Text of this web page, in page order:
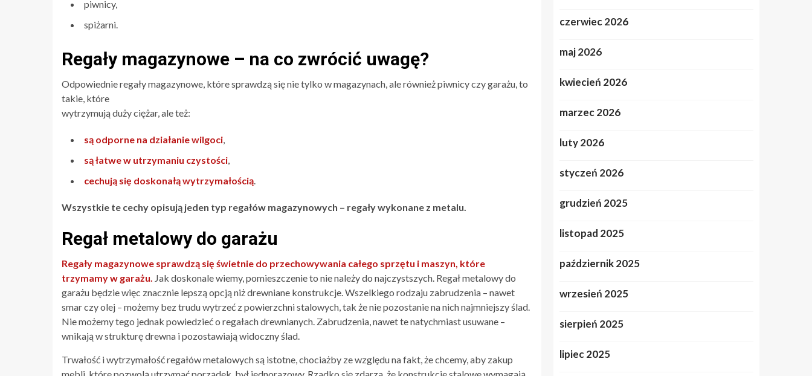
piwnicy,
spiżarni.
Regały magazynowe – na co zwrócić uwagę?
Odpowiednie regały magazynowe, które sprawdzą się nie tylko w magazynach, ale również piwnicy czy garażu, to
takie, które
wytrzymują duży ciężar, ale też:
są odporne na działanie wilgoci,
są łatwe w utrzymaniu czystości,
cechują się doskonałą wytrzymałością.
Wszystkie te cechy opisują jeden typ regałów magazynowych – regały wykonane z metalu.
Regał metalowy do garażu
Regały magazynowe sprawdzą się świetnie do przechowywania całego sprzętu i maszyn, które
trzymamy w garażu. Jak doskonale wiemy, pomieszczenie to nie należy do najczystszych. Regał metalowy do
garażu będzie więc znacznie lepszą opcją niż drewniane konstrukcje. Wszelkiego rodzaju zabrudzenia – nawet
smar czy olej – możemy bez trudu wytrzeć z powierzchni stalowych, tak że nie pozostanie na nich najmniejszy ślad.
Nie możemy tego jednak powiedzieć o regałach drewnianych. Zabrudzenia, nawet te natychmiast usuwane –
wnikają w strukturę drewna i pozostawiają widoczny ślad.
Trwałość i wytrzymałość regałów metalowych są istotne, chociażby ze względu na fakt, że chcemy, aby zakup
czerwiec 2026
maj 2026
kwiecień 2026
marzec 2026
luty 2026
styczeń 2026
grudzień 2025
listopad 2025
październik 2025
wrzesień 2025
sierpień 2025
lipiec 2025